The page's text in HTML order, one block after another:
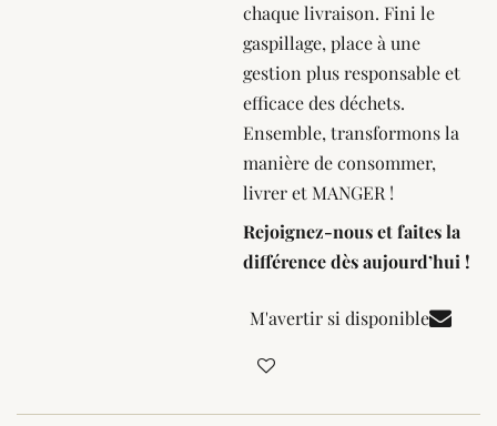
chaque livraison. Fini le
gaspillage, place à une
gestion plus responsable et
efficace des déchets.
Ensemble, transformons la
manière de consommer,
livrer et MANGER !
Rejoignez-nous et faites la
différence dès aujourd’hui !
M'avertir si disponible